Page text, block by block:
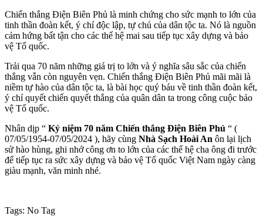
Chiến thắng Điện Biên Phủ là minh chứng cho sức mạnh to lớn của
tinh thần đoàn kết, ý chí độc lập, tự chủ của dân tộc ta. Nó là nguồn
cảm hứng bất tận cho các thế hệ mai sau tiếp tục xây dựng và bảo
vệ Tổ quốc.
Trải qua 70 năm những giá trị to lớn và ý nghĩa sâu sắc của chiến
thắng vẫn còn nguyên vẹn. Chiến thắng Điện Biên Phủ mãi mãi là
niềm tự hào của dân tộc ta, là bài học quý báu về tinh thần đoàn kết,
ý chí quyết chiến quyết thắng của quân dân ta trong công cuộc bảo
vệ Tổ quốc.
Nhân dịp “ Kỷ niệm 70 năm Chiến thắng Điện Biên Phủ “ (
07/05/1954-07/05/2024 ), hãy cùng Nhà Sạch Hoài An ôn lại lịch
sử hào hùng, ghi nhớ công ơn to lớn của các thế hệ cha ông đi trước
để tiếp tục ra sức xây dựng và bảo vệ Tổ quốc Việt Nam ngày càng
giàu mạnh, văn minh nhé.
Tags: No Tag